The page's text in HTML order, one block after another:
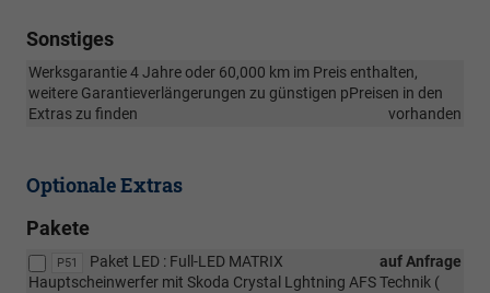
Sonstiges
Werksgarantie 4 Jahre oder 60,000 km im Preis enthalten,
weitere Garantieverlängerungen zu günstigen pPreisen in den
Extras zu finden
vorhanden
Optionale Extras
Pakete
P51 auf Anfrage
Paket LED : Full-LED MATRIX
Hauptscheinwerfer mit Skoda Crystal Lghtning AFS Technik (